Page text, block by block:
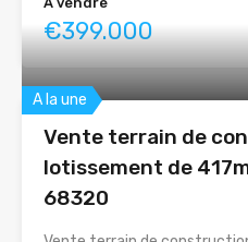
€399.000
A la une
Vente terrain de
lotissement de
68320